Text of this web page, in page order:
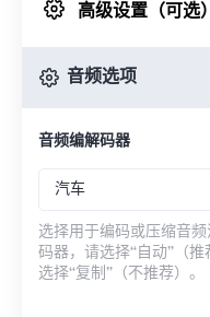
来
高级设置（可选）
音频选项
音频编解码器
汽车
选择用于编码或压缩音
码器，请选择“自动”（
选择“复制”（不推荐）。